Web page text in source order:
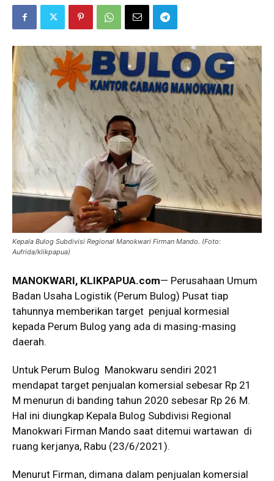
Kepala Bulog Subdivisi Regional Manokwari Firman Mando. (Foto:
Aufrida/klikpapua)
MANOKWARI, KLIKPAPUA.com— Perusahaan Umum
Badan Usaha Logistik (Perum Bulog) Pusat tiap
tahunnya memberikan target penjual kormesial
kepada Perum Bulog yang ada di masing-masing
daerah.
Untuk Perum Bulog Manokwaru sendiri 2021
mendapat target penjualan komersial sebesar Rp 21
M menurun di banding tahun 2020 sebesar Rp 26 M.
Hal ini diungkap Kepala Bulog Subdivisi Regional
Manokwari Firman Mando saat ditemui wartawan di
ruang kerjanya, Rabu (23/6/2021).
Menurut Firman, dimana dalam penjualan komersial